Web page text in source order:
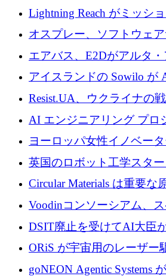
された AI の野望を推進
Lightning Reach がミッシ
グループとしてポートフ
に買収
オスプレー、ソフトウェ
攻撃を阻止するために265
エアバス、E2Dがアルタ
欧州防衛技術ファンドに5
アイスランドの Sowilo が
ッション製品インテリジェ
ームを拡大するためにプ
Resist.UA、ウクライナの
衛技術を拡大するために
基金を立ち上げる
AI エンジニアリング プロ
ートアップ Cascade が
らの支援を獲得
ヨーロッパ女性イノベー
介します
英国のロボット工学スター
がシリーズ A 1 億 5,200 万
5,000 万ドルに到達
Circular Materials は重要な
張に 1,180 万ユーロを確保
Voodinコンソーシアム、
製ブレード工場の建設に
ーロを確保
DSIT廃止を受けてAI大臣
ORiS が宇宙用のレーザー
フラの構築に 500 万ユー
goNEON Agentic Systems